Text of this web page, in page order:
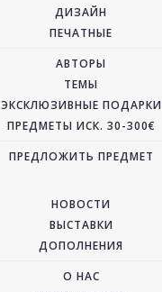
ДИЗАЙН
ПЕЧАТНЫЕ
АВТОРЫ
ТЕМЫ
ЭКСКЛЮЗИВНЫЕ ПОДАРКИ
ПРЕДМЕТЫ ИСК. 30-300€
ПРЕДЛОЖИТЬ ПРЕДМЕТ
НОВОСТИ
ВЫСТАВКИ
ДОПОЛНЕНИЯ
О НАС